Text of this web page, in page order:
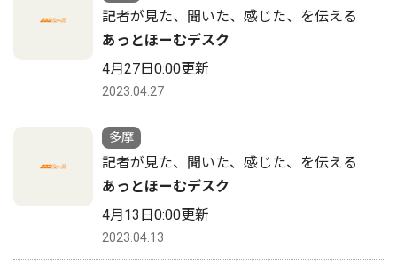
記者が見た、聞いた、感じた、を伝える
あっとほーむデスク
4月27日0:00更新
2023.04.27
多摩
記者が見た、聞いた、感じた、を伝える
あっとほーむデスク
4月13日0:00更新
2023.04.13